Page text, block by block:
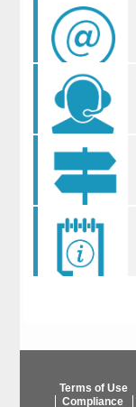
Terms of Use
Compliance